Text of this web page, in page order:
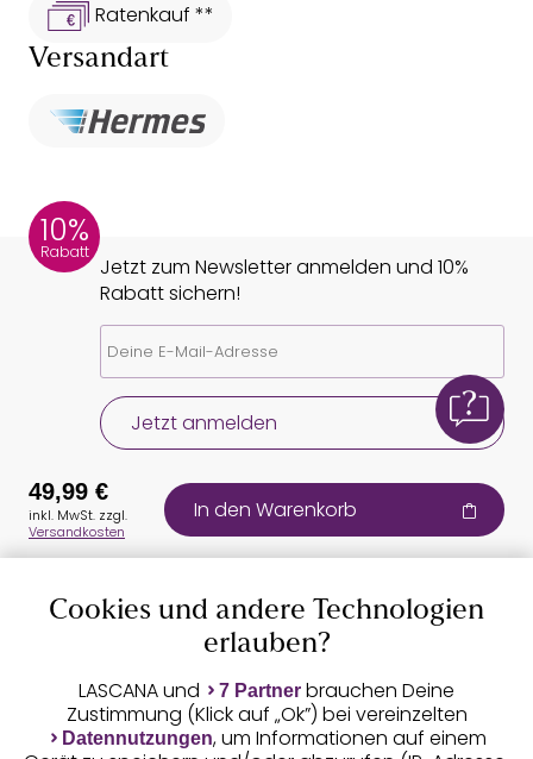
Ratenkauf **
Versandart
10%
Rabatt
Jetzt zum Newsletter anmelden und 10%
Rabatt sichern!
Jetzt anmelden
Auszeichnungen
49,99 €
inkl. MwSt. zzgl.
Versandkosten
In den Warenkorb
Cookies und andere Technologien
erlauben?
LASCANA und 7 Partner brauchen Deine
Zustimmung (Klick auf „Ok”) bei vereinzelten
Datennutzungen, um Informationen auf einem